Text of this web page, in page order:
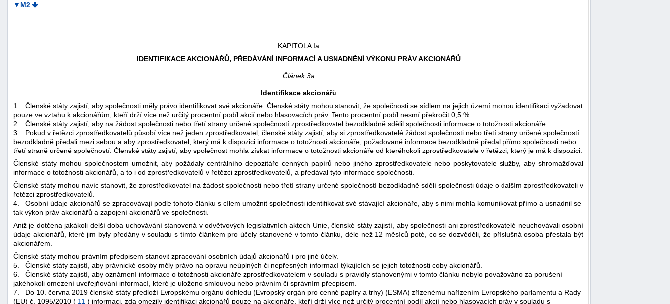
▼M2
KAPITOLA Ia
IDENTIFIKACE AKCIONÁŘŮ, PŘEDÁVÁNÍ INFORMACÍ A USNADNĚNÍ VÝKONU PRÁV AKCIONÁŘŮ
Článek 3a
Identifikace akcionářů
1.
Členské státy zajistí, aby společnosti měly právo identifikovat své akcionáře. Členské státy mohou stanovit, že společnosti se sídlem na jejich území mohou identifikaci vyžadovat
pouze ve vztahu k akcionářům, kteří drží více než určitý procentní podíl akcií nebo hlasovacích práv. Tento procentní podíl nesmí překročit 0,5 %.
2.
Členské státy zajistí, aby na žádost společnosti nebo třetí strany určené společností zprostředkovatel bezodkladně sdělil společnosti informace o totožnosti akcionáře.
3.
Pokud v řetězci zprostředkovatelů působí více než jeden zprostředkovatel, členské státy zajistí, aby si zprostředkovatelé žádost společnosti nebo třetí strany určené společností
bezodkladně předali mezi sebou a aby zprostředkovatel, který má k dispozici informace o totožnosti akcionáře, požadované informace bezodkladně předal přímo společnosti nebo
třetí straně určené společností. Členské státy zajistí, aby společnost mohla získat informace o totožnosti akcionáře od kteréhokoli zprostředkovatele v řetězci, který je má k dispozici.
Členské státy mohou společnostem umožnit, aby požádaly centrálního depozitáře cenných papírů nebo jiného zprostředkovatele nebo poskytovatele služby, aby shromažďoval
informace o totožnosti akcionářů, a to i od zprostředkovatelů v řetězci zprostředkovatelů, a předával tyto informace společnosti.
Členské státy mohou navíc stanovit, že zprostředkovatel na žádost společnosti nebo třetí strany určené společností bezodkladně sdělí společnosti údaje o dalším zprostředkovateli v
řetězci zprostředkovatelů.
4.
Osobní údaje akcionářů se zpracovávají podle tohoto článku s cílem umožnit společnosti identifikovat své stávající akcionáře, aby s nimi mohla komunikovat přímo a usnadnil se
tak výkon práv akcionářů a zapojení akcionářů ve společnosti.
Aniž je dotčena jakákoli delší doba uchovávání stanovená v odvětvových legislativních aktech Unie, členské státy zajistí, aby společnosti ani zprostředkovatelé neuchovávali osobní
údaje akcionářů, které jim byly předány v souladu s tímto článkem pro účely stanovené v tomto článku, déle než 12 měsíců poté, co se dozvěděli, že příslušná osoba přestala být
akcionářem.
Členské státy mohou právním předpisem stanovit zpracování osobních údajů akcionářů i pro jiné účely.
5.
Členské státy zajistí, aby právnické osoby měly právo na opravu neúplných či nepřesných informací týkajících se jejich totožnosti coby akcionářů.
6.
Členské státy zajistí, aby oznámení informace o totožnosti akcionáře zprostředkovatelem v souladu s pravidly stanovenými v tomto článku nebylo považováno za porušení
jakéhokoli omezení uveřejňování informací, které je uloženo smlouvou nebo právním či správním předpisem.
7.
Do 10. června 2019 členské státy předloží Evropskému orgánu dohledu (Evropský orgán pro cenné papíry a trhy) (ESMA) zřízenému nařízením Evropského parlamentu a Rady
(EU) č. 1095/2010 ( 11 ) informaci, zda omezily identifikaci akcionářů pouze na akcionáře, kteří drží více než určitý procentní podíl akcií nebo hlasovacích práv v souladu s